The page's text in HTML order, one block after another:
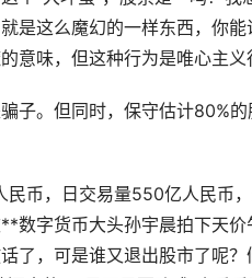
是这么魔幻的一样东西，你
意味，但这种行为是唯心主义
子。但同时，保守估计80%
币，日交易量550亿人民币
数字货币大头孙宇晨拍下天价
了，可是谁又退出股市了呢